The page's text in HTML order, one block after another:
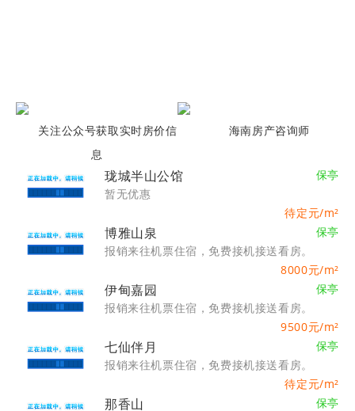
关注公众号获取实时房价信
息
海南房产咨询师
保亭
珑城半山公馆
暂无优惠
待定元/m²
保亭
博雅山泉
报销来往机票住宿，免费接机接送看房。
8000元/m²
保亭
伊甸嘉园
报销来往机票住宿，免费接机接送看房。
9500元/m²
保亭
七仙伴月
报销来往机票住宿，免费接机接送看房。
待定元/m²
保亭
那香山